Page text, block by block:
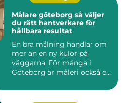
Målare göteborg så väljer
du rätt hantverkare för
hållbara resultat
En bra målning handlar om
mer än en ny kulör på
väggarna. För många i
Göteborg är måleri också ett